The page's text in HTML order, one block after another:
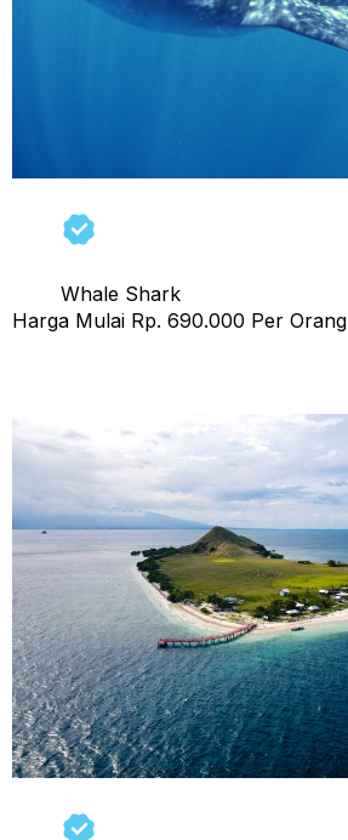
Whale Shark
Harga Mulai Rp. 690.000 Per Orang